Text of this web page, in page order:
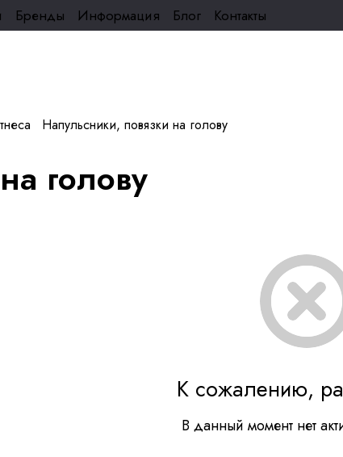
Бренды Информация Блог Контакты
Напульсники, повязки на голову
голову
К сожалению,
В данный момент нет